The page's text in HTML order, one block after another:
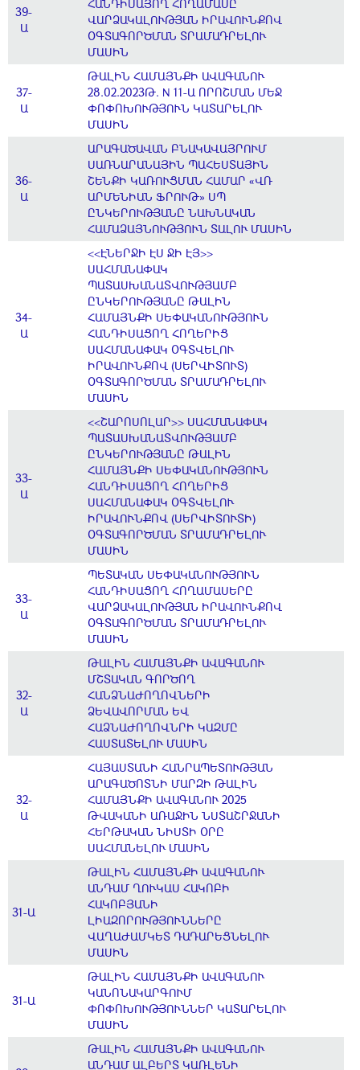
39-
Ա
ՀԱՆԴԻՍԱՅՈՂ ՀՈՂԱՄԱՍԸ
ՎԱՐՁԱԿԱԼՈՒԹՅԱՆ ԻՐԱՎՈՒՆՔՈՎ
ՕԳՏԱԳՈՐԾՄԱՆ ՏՐԱՄԱԴՐԵԼՈՒ
ՄԱՍԻՆ
37-
Ա
ԹԱԼԻՆ ՀԱՄԱՅՆՔԻ ԱՎԱԳԱՆՈՒ
28.02.2023Թ. N 11-Ա ՈՐՈՇՄԱՆ ՄԵՋ
ՓՈՓՈԽՈՒԹՅՈՒՆ ԿԱՏԱՐԵԼՈՒ
ՄԱՍԻՆ
36-
Ա
ԱՐԱԳԱԾԱՎԱՆ ԲՆԱԿԱՎԱՅՐՈՒՄ
ՍԱՌՆԱՐԱՆԱՅԻՆ ՊԱՀԵՍՏԱՅԻՆ
ՇԵՆՔԻ ԿԱՌՈՒՑՄԱՆ ՀԱՄԱՐ «ՎՌ
ԱՐՄԵՆԻԱՆ ՖՐՈՒԹ» ՍՊ
ԸՆԿԵՐՈՒԹՅԱՆԸ ՆԱԽՆԱԿԱՆ
ՀԱՄԱՁԱՅՆՈՒԹՅՈՒՆ ՏԱԼՈՒ ՄԱՍԻՆ
34-
Ա
<<ԷՆԵՐՋԻ ԷՍ ՋԻ ԷՅ>>
ՍԱՀՄԱՆԱՓԱԿ
ՊԱՏԱՍԽԱՆԱՏՎՈՒԹՅԱՄԲ
ԸՆԿԵՐՈՒԹՅԱՆԸ ԹԱԼԻՆ
ՀԱՄԱՅՆՔԻ ՍԵՓԱԿԱՆՈՒԹՅՈՒՆ
ՀԱՆԴԻՍԱՑՈՂ ՀՈՂԵՐԻՑ
ՍԱՀՄԱՆԱՓԱԿ ՕԳՏՎԵԼՈՒ
ԻՐԱՎՈՒՆՔՈՎ (ՍԵՐՎԻՏՈՒՏ)
ՕԳՏԱԳՈՐԾՄԱՆ ՏՐԱՄԱԴՐԵԼՈՒ
ՄԱՍԻՆ
33-
Ա
<<ՇԱՐՈՍՈԼԱՐ>> ՍԱՀՄԱՆԱՓԱԿ
ՊԱՏԱՍԽԱՆԱՏՎՈՒԹՅԱՄԲ
ԸՆԿԵՐՈՒԹՅԱՆԸ ԹԱԼԻՆ
ՀԱՄԱՅՆՔԻ ՍԵՓԱԿԱՆՈՒԹՅՈՒՆ
ՀԱՆԴԻՍԱՑՈՂ ՀՈՂԵՐԻՑ
ՍԱՀՄԱՆԱՓԱԿ ՕԳՏՎԵԼՈՒ
ԻՐԱՎՈՒՆՔՈՎ (ՍԵՐՎԻՏՈՒՏԻ)
ՕԳՏԱԳՈՐԾՄԱՆ ՏՐԱՄԱԴՐԵԼՈՒ
ՄԱՍԻՆ
33-
Ա
ՊԵՏԱԿԱՆ ՍԵՓԱԿԱՆՈՒԹՅՈՒՆ
ՀԱՆԴԻՍԱՑՈՂ ՀՈՂԱՄԱՍԵՐԸ
ՎԱՐՁԱԿԱԼՈՒԹՅԱՆ ԻՐԱՎՈՒՆՔՈՎ
ՕԳՏԱԳՈՐԾՄԱՆ ՏՐԱՄԱԴՐԵԼՈՒ
ՄԱՍԻՆ
32-
Ա
ԹԱԼԻՆ ՀԱՄԱՅՆՔԻ ԱՎԱԳԱՆՈՒ
ՄՇՏԱԿԱՆ ԳՈՐԾՈՂ
ՀԱՆՁՆԱԺՈՂՈՎՆԵՐԻ
ՁԵՎԱՎՈՐՄԱՆ ԵՎ
ՀԱՁՆԱԺՈՂՈՎՆՐԻ ԿԱԶՄԸ
ՀԱՍՏԱՏԵԼՈՒ ՄԱՍԻՆ
32-
Ա
ՀԱՅԱՍՏԱՆԻ ՀԱՆՐԱՊԵՏՈՒԹՅԱՆ
ԱՐԱԳԱԾՈՏՆԻ ՄԱՐԶԻ ԹԱԼԻՆ
ՀԱՄԱՅՆՔԻ ԱՎԱԳԱՆՈՒ 2025
ԹՎԱԿԱՆԻ ԱՌԱՋԻՆ ՆՍՏԱՇՐՋԱՆԻ
ՀԵՐԹԱԿԱՆ ՆԻՍՏԻ ՕՐԸ
ՍԱՀՄԱՆԵԼՈՒ ՄԱՍԻՆ
31-Ա
ԹԱԼԻՆ ՀԱՄԱՅՆՔԻ ԱՎԱԳԱՆՈՒ
ԱՆԴԱՄ ՂՈՒԿԱՍ ՀԱԿՈԲԻ
ՀԱԿՈԲՅԱՆԻ
ԼԻԱԶՈՐՈՒԹՅՈՒՆՆԵՐԸ
ՎԱՂԱԺԱՄԿԵՏ ԴԱԴԱՐԵՑՆԵԼՈՒ
ՄԱՍԻՆ
31-Ա
ԹԱԼԻՆ ՀԱՄԱՅՆՔԻ ԱՎԱԳԱՆՈՒ
ԿԱՆՈՆԱԿԱՐԳՈՒՄ
ՓՈՓՈԽՈՒԹՅՈՒՆՆԵՐ ԿԱՏԱՐԵԼՈՒ
ՄԱՍԻՆ
ԹԱԼԻՆ ՀԱՄԱՅՆՔԻ ԱՎԱԳԱՆՈՒ
ԱՆԴԱՄ ԱԼԲԵՐՏ ԿԱՌԼԵՆԻ